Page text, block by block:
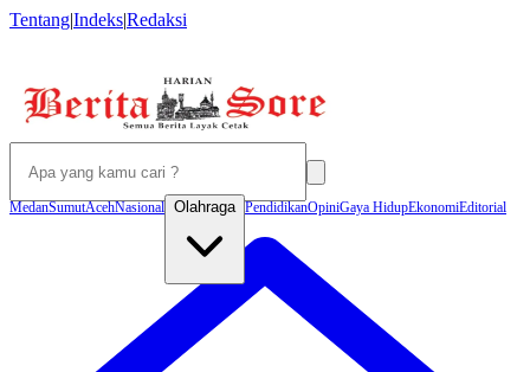
Tentang|Indeks|Redaksi
MedanSumutAcehNasional Olahraga PendidikanOpiniGaya HidupEkonomiEditorial